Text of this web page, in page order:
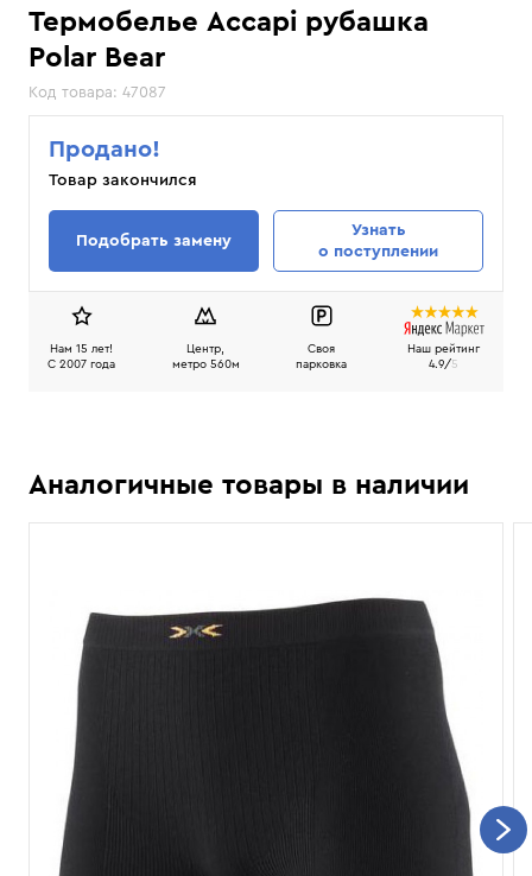
Термобелье Accapi рубашка
Polar Bear
Код товара: 47087
Продано!
Товар закончился
Подобрать замену
Узнать
о поступлении
Нам 15 лет!
C 2007 года
Центр,
метро 560м
Своя
парковка
Наш рейтинг
4.9/5
Аналогичные товары в наличии